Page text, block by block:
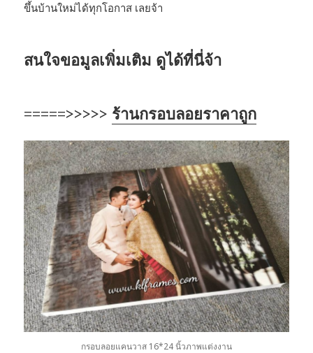
ขึ้นบ้านใหม่ได้ทุกโอกาส เลยจ้า
สนใจขอมูลเพิ่มเติม ดูได้ที่นี่จ้า
=====>>>>> ร้านกรอบลอยราคาถูก
กรอบลอยแคนวาส 16*24 นิ้วภาพแต่งงาน